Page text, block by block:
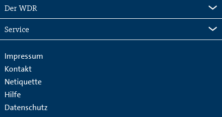
Der WDR
Service
Impressum
Kontakt
Netiquette
Hilfe
Datenschutz